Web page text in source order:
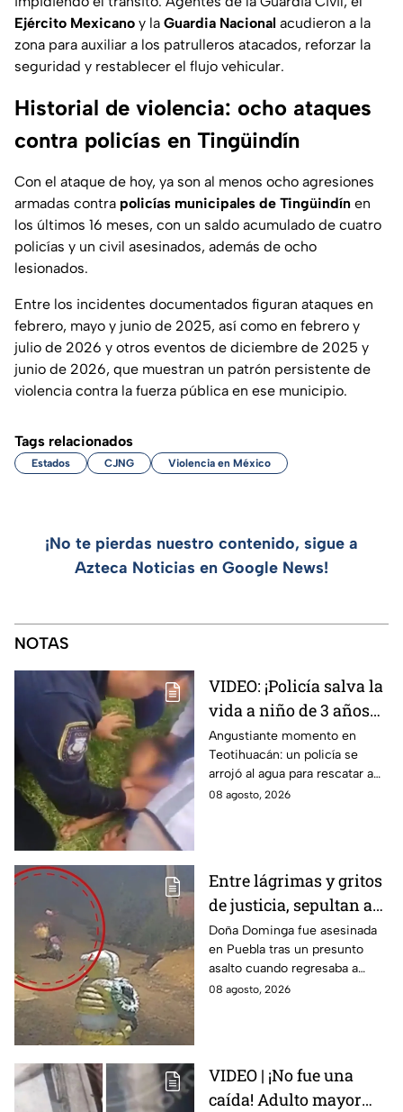
Ejército Mexicano y la Guardia Nacional acudieron a la
zona para auxiliar a los patrulleros atacados, reforzar la
seguridad y restablecer el flujo vehicular.
Historial de violencia: ocho ataques
contra policías en Tingüindín
Con el ataque de hoy, ya son al menos ocho agresiones
armadas contra policías municipales de Tingüindín en
los últimos 16 meses, con un saldo acumulado de cuatro
policías y un civil asesinados, además de ocho
lesionados.
Entre los incidentes documentados figuran ataques en
febrero, mayo y junio de 2025, así como en febrero y
julio de 2026 y otros eventos de diciembre de 2025 y
junio de 2026, que muestran un patrón persistente de
violencia contra la fuerza pública en ese municipio.
Tags relacionados
Estados CJNG Violencia en México
¡No te pierdas nuestro contenido, sigue a
Azteca Noticias en Google News!
NOTAS
VIDEO: ¡Policía salva la
vida a niño de 3 años
que cayó a un lago en
Teotihuacán! Aplicó
RCP
Angustiante momento en
Teotihuacán: un policía se
arrojó al agua para rescatar a
un pequeño que no respiraba y
08 agosto, 2026
Entre lágrimas y gritos
de justicia, sepultan a
doña Dominga, la
abuelita asesinada tras
asalto en Amozoc,
Puebla
Doña Dominga fue asesinada
en Puebla tras un presunto
asalto cuando regresaba a
casa; familiares y amigos la
08 agosto, 2026
VIDEO | ¡No fue una
caída! Adulto mayor